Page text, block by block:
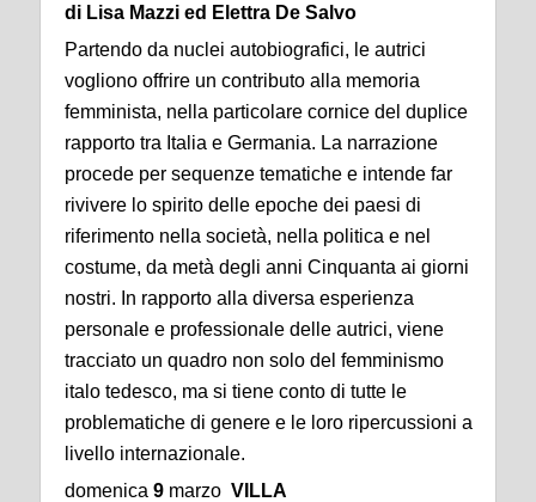
di Lisa Mazzi ed Elettra De Salvo
Partendo da nuclei autobiografici, le autrici
vogliono offrire un contributo alla memoria
femminista, nella particolare cornice del duplice
rapporto tra Italia e Germania. La narrazione
procede per sequenze tematiche e intende far
rivivere lo spirito delle epoche dei paesi di
riferimento nella società, nella politica e nel
costume, da metà degli anni Cinquanta ai giorni
nostri. In rapporto alla diversa esperienza
personale e professionale delle autrici, viene
tracciato un quadro non solo del femminismo
italo tedesco, ma si tiene conto di tutte le
problematiche di genere e le loro ripercussioni a
livello internazionale.
domenica 9 marzo VILLA